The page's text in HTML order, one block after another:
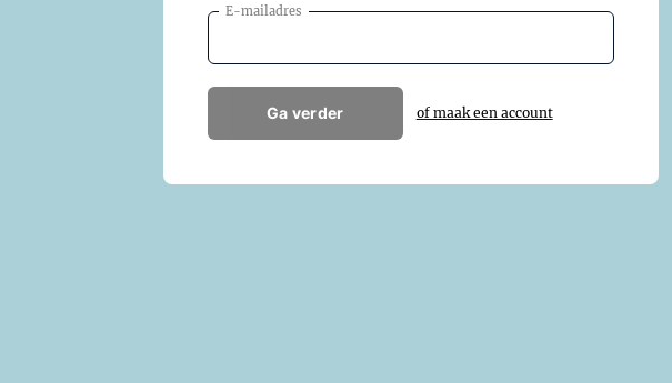
E-mailadres
Ga verder of maak een account